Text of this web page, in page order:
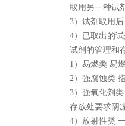
取用另一种试
3）试剂取用
4）已取出的
试剂的管理和
1）易燃类 易
2）强腐蚀类
3）强氧化剂
存放处要求阴
4）放射性类